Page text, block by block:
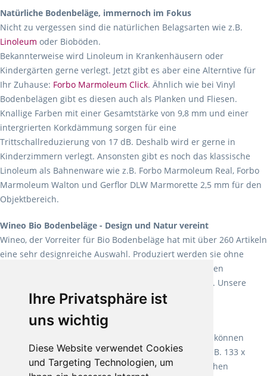
Ihre Privatsphäre ist
uns wichtig
Diese Website verwendet Cookies
und Targeting Technologien, um
Natürliche Bodenbeläge, immernoch im Fokus
Nicht zu vergessen sind die natürlichen Belagsarten wie z.B.
Linoleum oder Bioböden.
Bekannterweise wird Linoleum in Krankenhäusern oder
Kindergärten gerne verlegt. Jetzt gibt es aber eine Alterntive für
Ihr Zuhause: Forbo Marmoleum Click. Ähnlich wie bei Vinyl
Bodenbelägen gibt es diesen auch als Planken und Fliesen.
Knallige Farben mit einer Gesamtstärke von 9,8 mm und einer
intergrierten Korkdämmung sorgen für eine
Trittschallreduzierung von 17 dB. Deshalb wird er gerne in
Kinderzimmern verlegt. Ansonsten gibt es noch das klassische
Linoleum als Bahnenware wie z.B. Forbo Marmoleum Real, Forbo
Marmoleum Walton und Gerflor DLW Marmorette 2,5 mm für den
Objektbereich.
Wineo Bio Bodenbeläge - Design und Natur vereint
Wineo, der Vorreiter für Bio Bodenbeläge hat mit über 260 Artikeln
eine sehr designreiche Auswahl. Produziert werden sie ohne
Weichmacher und Lösungsmittel. Mit allen verfügbaren
Verlegearten ist er für jegliche Bauvorhaben attraktiv. Unsere
Empfehlung:Wineo 1000 Multi Layer XXL.
Teppiche für ein angenehmes Laufgefühl
machen es schon lange vor. Sie können
Teppich in Ihrem gewünschten Sondermaß kaufen, z.B. 133 x
60cm. Vor allem in Schlafzimmern aufgrund der weichen